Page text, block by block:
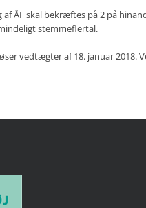
ÅF skal bekræftes på 2 på
stemmeflertal.
vedtægter af 18. januar 2018.